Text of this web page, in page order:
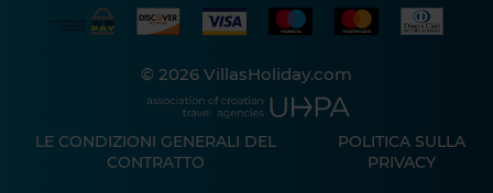
© 2026 VillasHoliday.com
LE CONDIZIONI GENERALI DEL
CONTRATTO
POLITICA SULLA
PRIVACY